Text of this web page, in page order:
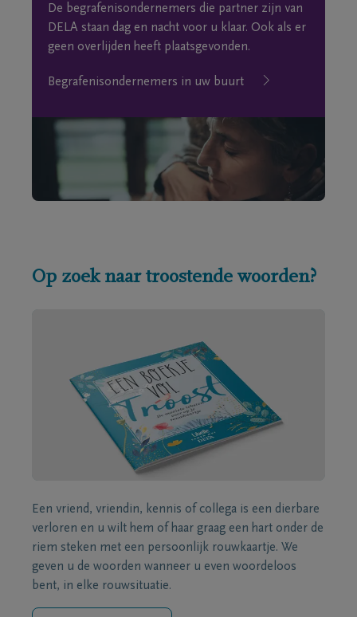
De begrafenisondernemers die partner zijn van
DELA staan dag en nacht voor u klaar. Ook als er
geen overlijden heeft plaatsgevonden.
Begrafenisondernemers in uw buurt
Op zoek naar troostende woorden?
Een vriend, vriendin, kennis of collega is een dierbare
verloren en u wilt hem of haar graag een hart onder de
riem steken met een persoonlijk rouwkaartje. We
geven u de woorden wanneer u even woordeloos
bent, in elke rouwsituatie.